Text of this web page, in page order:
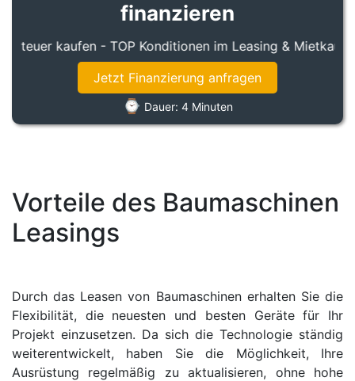
finanzieren
kaufen - TOP Konditionen im Leasing & Mietkauf -
Jetzt Finanzierung anfragen
⌚ Dauer: 4 Minuten
Vorteile des Baumaschinen
Leasings
Durch das Leasen von Baumaschinen erhalten Sie die
Flexibilität, die neuesten und besten Geräte für Ihr
Projekt einzusetzen. Da sich die Technologie ständig
weiterentwickelt, haben Sie die Möglichkeit, Ihre
Ausrüstung regelmäßig zu aktualisieren, ohne hohe